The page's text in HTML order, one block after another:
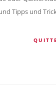
Tipps und